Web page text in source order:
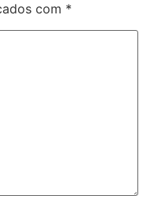
com *